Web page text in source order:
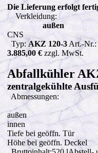
Die Lieferung erfolgt
Verkleidung:
außen
CNS
Typ:AKZ 120-3Art.-Nr.:
3.885,00 €zzgl. MwSt.
Abfallkühler
zentralgekühlte
Abmessungen:
außen
innen
Tiefe bei geöffn. Tür
Höhe bei geöffn. Deckel